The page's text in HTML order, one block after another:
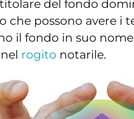
del fondo
che possono avere i
il fondo in suo
rogito notarile.